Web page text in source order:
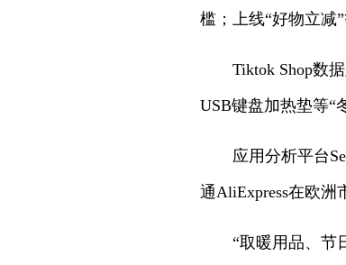
槛；上线“好物立减
Tiktok Shop数
USB键盘加热垫等“
应用分析平台
通AliExpress在欧洲
“取暖用品、节